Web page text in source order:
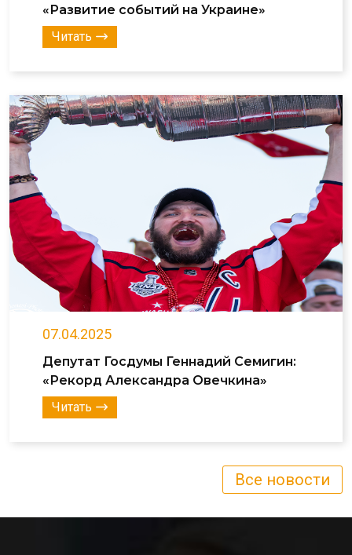
«Развитие событий на Украине»
Читать
07.04.2025
Депутат Госдумы Геннадий Семигин:
«Рекорд Александра Овечкина»
Читать
Все новости